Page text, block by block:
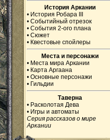
История Аркании
• История Робара III
• Событийный отрезок
• События 2-ого плана
• Сюжет
• Квестовые спойлеры
Места и персонажи
• Места мира Аркании
• Карта Аргаана
• Основные персонажи
• Гильдии
Таверна
• Расколотая Дева
• Игры и автоматы
Серия рассказов о мире
Аркании